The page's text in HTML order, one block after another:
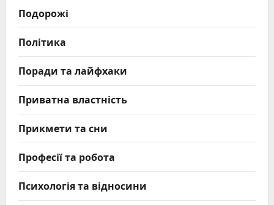
Подорожі
Політика
Поради та лайфхаки
Приватна властність
Прикмети та сни
Професії та робота
Психологія та відносини